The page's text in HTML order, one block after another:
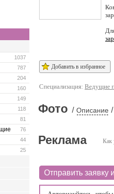
1037
787
204
160
149
118
81
76
44
25
Добавить в избранное
Специализация: Ведущие
Фото / Описание /
Как
Реклама
Отправить заявку